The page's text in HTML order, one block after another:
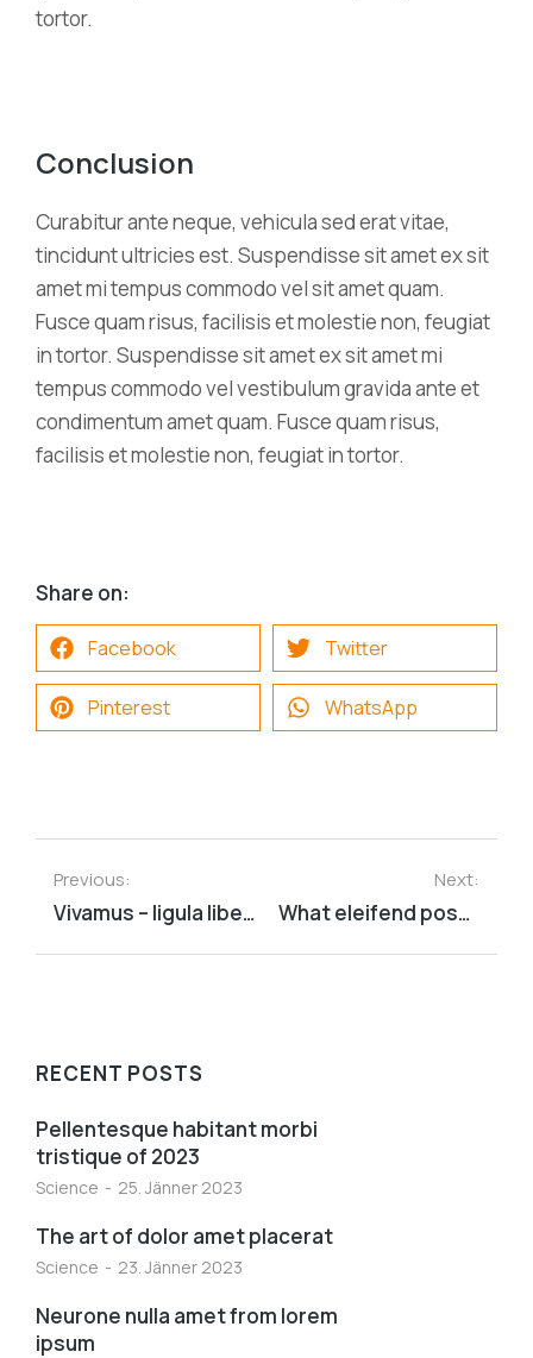
tortor.
Conclusion
Curabitur ante neque, vehicula sed erat vitae,
tincidunt ultricies est. Suspendisse sit amet ex sit
amet mi tempus commodo vel sit amet quam.
Fusce quam risus, facilisis et molestie non, feugiat
in tortor. Suspendisse sit amet ex sit amet mi
tempus commodo vel vestibulum gravida ante et
condimentum amet quam. Fusce quam risus,
facilisis et molestie non, feugiat in tortor.
Share on:
Facebook Twitter
Pinterest WhatsApp
Previous:
Vivamus – ligula libero nulla dolor lorem ipsum amet
Next:
What eleifend posuere tincidunt
RECENT POSTS
Pellentesque habitant morbi
tristique of 2023
Science 25. Jänner 2023
The art of dolor amet placerat
Science 23. Jänner 2023
Neurone nulla amet from lorem
ipsum